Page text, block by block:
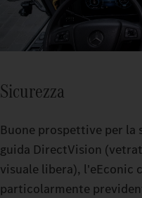
Sicurezza
Buone prospettive per la
guida DirectVision
visuale libera), l'eEconic
particolarmente